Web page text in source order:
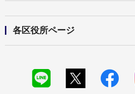
各区役所ページ